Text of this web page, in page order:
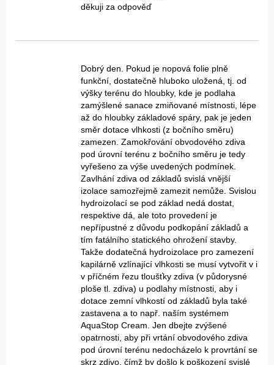
děkuji za odpověď
Dobrý den. Pokud je nopová folie plně
funkční, dostatečně hluboko uložená, tj. od
výšky terénu do hloubky, kde je podlaha
zamýšlené sanace zmiňované místnosti, lépe
až do hloubky základové spáry, pak je jeden
směr dotace vlhkosti (z bočního směru)
zamezen. Zamokřování obvodového zdiva
pod úrovní terénu z bočního směru je tedy
vyřešeno za výše uvedených podmínek.
Zavlhání zdiva od základů svislá vnější
izolace samozřejmě zamezit nemůže. Svislou
hydroizolací se pod základ nedá dostat,
respektive dá, ale toto provedení je
nepřípustné z důvodu podkopání základů a
tím fatálního statického ohrožení stavby.
Takže dodatečná hydroizolace pro zamezení
kapilárně vzlínající vlhkosti se musí vytvořit v i
v příčném řezu tloušťky zdiva (v půdorysné
ploše tl. zdiva) u podlahy místnosti, aby i
dotace zemní vlhkostí od základů byla také
zastavena a to např. naším systémem
AquaStop Cream. Jen dbejte zvýšené
opatrnosti, aby při vrtání obvodového zdiva
pod úrovní terénu nedocházelo k provrtání se
skrz zdivo, čímž by došlo k poškození svislé